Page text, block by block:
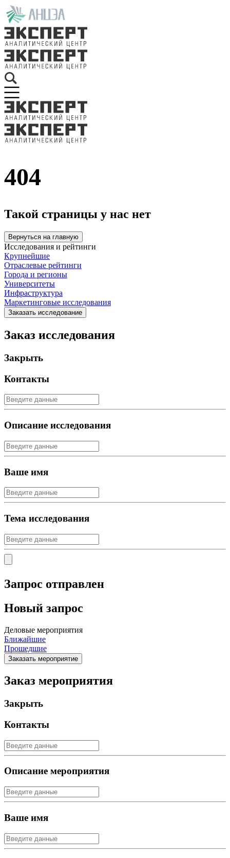
404
Такой страницы у нас нет
Вернуться на главную
Исследования и рейтинги
Крупнейшие
Отраслевые рейтинги
Города и регионы
Университеты
Инфраструктура
Маркетинговые исследования
Заказать исследование
Заказ исследования
Закрыть
Контакты
Описание исследования
Ваше имя
Тема исследования
Запрос отправлен
Новый запрос
Деловые мероприятия
Ближайшие
Прошедшие
Заказать мероприятие
Заказ мероприятия
Закрыть
Контакты
Описание мероприятия
Ваше имя